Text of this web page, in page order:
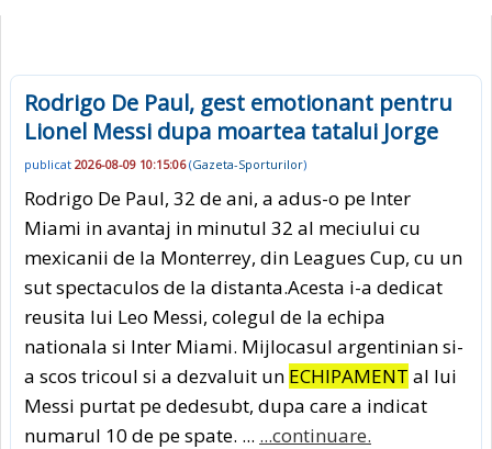
Rodrigo De Paul, gest emotionant pentru
Lionel Messi dupa moartea tatalui Jorge
publicat 2026-08-09 10:15:06(Gazeta-Sporturilor)
Rodrigo De Paul, 32 de ani, a adus-o pe Inter
Miami in avantaj in minutul 32 al meciului cu
mexicanii de la Monterrey, din Leagues Cup, cu un
sut spectaculos de la distanta.Acesta i-a dedicat
reusita lui Leo Messi, colegul de la echipa
nationala si Inter Miami. Mijlocasul argentinian si-
a scos tricoul si a dezvaluit un ECHIPAMENT al lui
Messi purtat pe dedesubt, dupa care a indicat
numarul 10 de pe spate. ... ...continuare.